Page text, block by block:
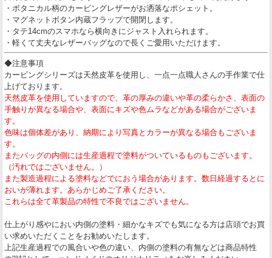
・ボタニカル柄のカービングレザーがお洒落なポシェット。
・マグネットボタン内蔵フラップで開閉します。
・タテ14cmのスマホなら横向きにジャスト入れられます。
・軽くて丈夫なレザーバッグなので長くご愛用いただけます。
◆注意事項
カービングシリーズは天然皮革を使用し、一点一点職人さんの手作業で仕
上げております。
天然皮革を使用していますので、革の厚みの違いや革の柔らかさ、表面の
手触りが異なる場合や、表面にキズや色ムラなどがある場合がございま
す。
色味は個体差があり、納期により写真とカラーが異なる場合もございま
す。
またバッグの内側には生産過程で塗料がついているものもございます。
（汚れではございません。）
また製造過程による塗料などでにおう場合があります。数日経過するとに
おいが薄れます。あらかじめご了承ください。
これらは全て革製品の特性で不良ではございません。
仕上がり感やにおい内側の塗料・細かなキズでも気になる方は店頭でお買
い求めいただくことをお勧めいたします。
上記生産過程での風合いや色の違い、内側の塗料の有無などは商品特性